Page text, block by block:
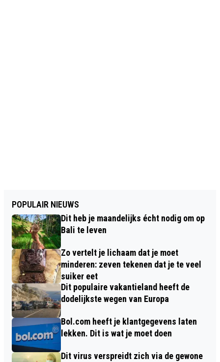
POPULAIR NIEUWS
Dit heb je maandelijks écht nodig om op
Bali te leven
Zo vertelt je lichaam dat je moet
minderen: zeven tekenen dat je te veel
suiker eet
Dit populaire vakantieland heeft de
dodelijkste wegen van Europa
Bol.com heeft je klantgegevens laten
lekken. Dit is wat je moet doen
Dit virus verspreidt zich via de gewone